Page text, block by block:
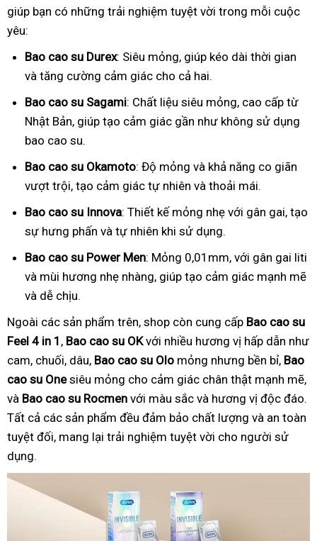
giúp bạn có những trải nghiệm tuyệt vời trong mỗi cuộc
yêu:
Bao cao su Durex: Siêu mỏng, giúp kéo dài thời gian
và tăng cường cảm giác cho cả hai.
Bao cao su Sagami: Chất liệu siêu mỏng, cao cấp từ
Nhật Bản, giúp tạo cảm giác gần như không sử dụng
bao cao su.
Bao cao su Okamoto: Độ mỏng và khả năng co giãn
vượt trội, tạo cảm giác tự nhiên và thoải mái.
Bao cao su Innova: Thiết kế mỏng nhẹ với gân gai, tạo
sự hưng phấn và tự nhiên khi sử dụng.
Bao cao su Power Men: Mỏng 0,01mm, với gân gai liti
và mùi hương nhẹ nhàng, giúp tạo cảm giác mạnh mẽ
và dễ chịu.
Ngoài các sản phẩm trên, shop còn cung cấp Bao cao su
Feel 4 in 1 , Bao cao su OKvới nhiều hương vị hấp dẫn như
cam, chuối, dâu, Bao cao su Olo mỏng nhưng bền bỉ, Bao
cao su Onesiêu mỏng cho cảm giác chân thật mạnh mẽ,
và Bao cao su Rocmen với màu sắc và hương vị độc đáo.
Tất cả các sản phẩm đều đảm bảo chất lượng và an toàn
tuyệt đối, mang lại trải nghiệm tuyệt vời cho người sử
dụng.